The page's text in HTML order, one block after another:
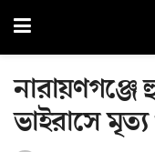
নারায়ণগঞ্জে
ভাইরাসে